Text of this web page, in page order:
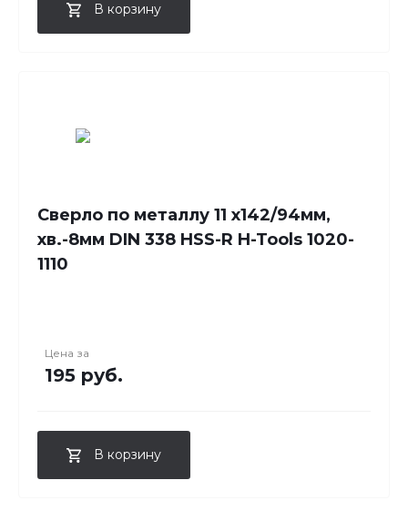
В корзину
Сверло по металлу 11 x142/94мм,
хв.-8мм DIN 338 HSS-R H-Tools 1020-
1110
Цена за
195 руб.
В корзину